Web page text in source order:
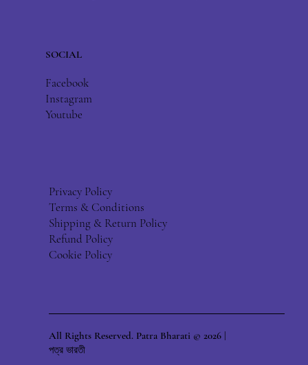
SOCIAL
Facebook
Instagram
Youtube
Privacy Policy
Terms & Conditions
Shipping & Return Policy
Refund Policy
Cookie Policy
All Rights Reserved. Patra Bharati © 2026 |
পত্র ভারতী